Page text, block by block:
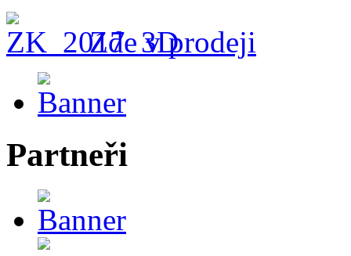
Zde v prodeji
Partneři